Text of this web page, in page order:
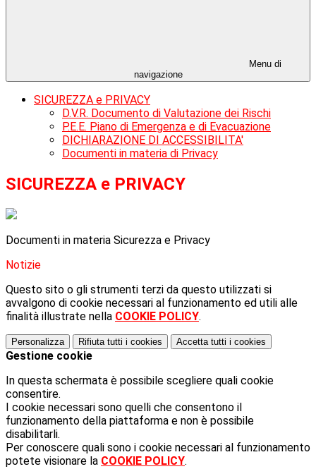
Menu di
navigazione
SICUREZZA e PRIVACY
D.V.R. Documento di Valutazione dei Rischi
P.E.E. Piano di Emergenza e di Evacuazione
DICHIARAZIONE DI ACCESSIBILITA'
Documenti in materia di Privacy
SICUREZZA e PRIVACY
Documenti in materia Sicurezza e Privacy
Notizie
Questo sito o gli strumenti terzi da questo utilizzati si
avvalgono di cookie necessari al funzionamento ed utili alle
finalità illustrate nella COOKIE POLICY.
Personalizza Rifiuta tutti i cookies Accetta tutti i cookies
Gestione cookie
In questa schermata è possibile scegliere quali cookie
consentire.
I cookie necessari sono quelli che consentono il
funzionamento della piattaforma e non è possibile
disabilitarli.
Per conoscere quali sono i cookie necessari al funzionamento
potete visionare la COOKIE POLICY.